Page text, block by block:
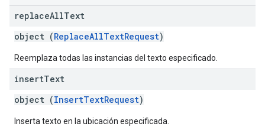
replaceAllText
object (ReplaceAllTextRequest)
Reemplaza todas las instancias del texto especificado.
insertText
object (InsertTextRequest)
Inserta texto en la ubicación especificada.